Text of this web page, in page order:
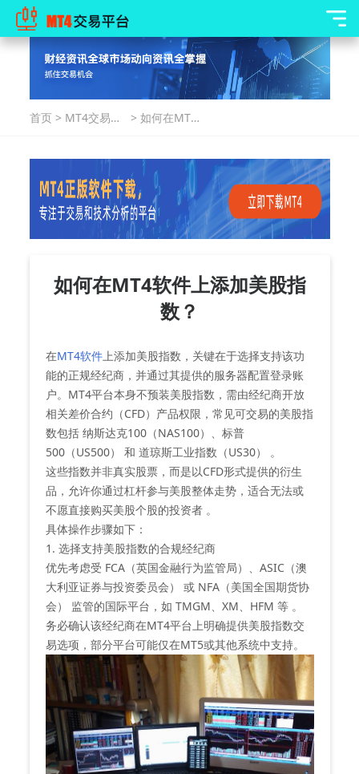
首页 > MT4交易指
> 如何在MT4
如何在MT4软件上添加美股指
数？
‌在MT4软件上添加美股指数，关键在于选择支持该功
能的正规经纪商，并通过其提供的服务器配置登录账
户‌。MT4平台本身不预装美股指数，需由经纪商开放
相关差价合约（CFD）产品权限，常见可交易的美股指
数包括 ‌纳斯达克100（NAS100）‌、‌标普
500（US500）‌ 和 ‌道琼斯工业指数（US30）‌ 。
这些指数并非真实股票，而是以CFD形式提供的衍生
品，允许你通过杠杆参与美股整体走势，适合无法或
不愿直接购买美股个股的投资者 。
具体操作步骤如下：
1. 选择支持美股指数的合规经纪商
优先考虑受 ‌FCA（英国金融行为监管局）‌、‌ASIC（澳
大利亚证券与投资委员会）‌ 或 ‌NFA（美国全国期货协
会）‌ 监管的国际平台，如 TMGM、XM、HFM 等 。
务必确认该经纪商在MT4平台上明确提供美股指数交
易选项，部分平台可能仅在MT5或其他系统中支持。